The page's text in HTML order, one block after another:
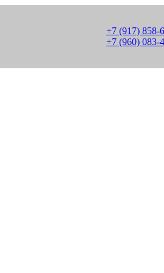
+7 (917) 858-
+7 (960) 083-